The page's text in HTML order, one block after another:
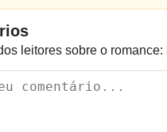
leitores sobre o romance: